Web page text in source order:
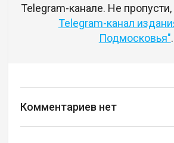
Telegram-канале. Не
Telegram-канал
Подмосковья".
Комментариев нет